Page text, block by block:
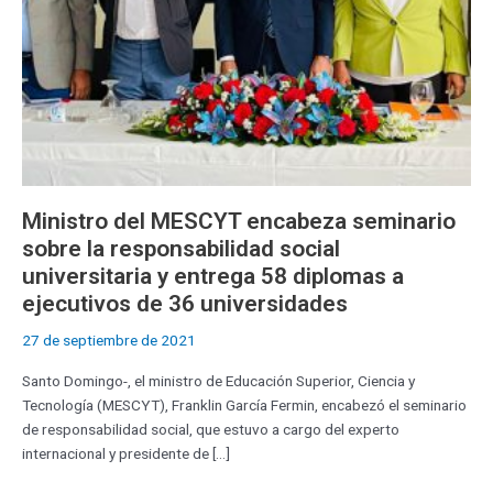
Ministro del MESCYT encabeza seminario
sobre la responsabilidad social
universitaria y entrega 58 diplomas a
ejecutivos de 36 universidades
27 de septiembre de 2021
Santo Domingo-, el ministro de Educación Superior, Ciencia y
Tecnología (MESCYT), Franklin García Fermin, encabezó el seminario
de responsabilidad social, que estuvo a cargo del experto
internacional y presidente de […]
social
universitaria
y
entrega
58
ejecutivos
de
36
universidades